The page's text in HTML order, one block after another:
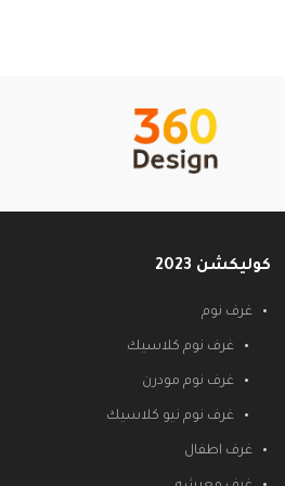
كوليكشن 2023
غرف نوم
غرف نوم كلاسيك
غرف نوم مودرن
غرف نوم نيو كلاسيك
غرف اطفال